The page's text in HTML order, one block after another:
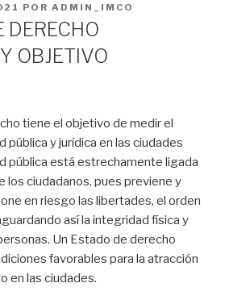
POR ADMIN_IMCO
DERECHO
OBJETIVO
tiene el objetivo de medir el
pública y jurídica en las ciudades
pública está estrechamente ligada
los ciudadanos, pues previene y
en riesgo las libertades, el orden
así la integridad física y
Un Estado de derecho
favorables para la atracción
en las ciudades.